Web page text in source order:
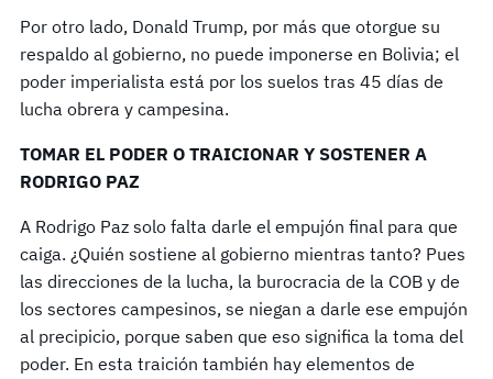
Por otro lado, Donald Trump, por más que otorgue su
respaldo al gobierno, no puede imponerse en Bolivia; el
poder imperialista está por los suelos tras 45 días de
lucha obrera y campesina.
TOMAR EL PODER O TRAICIONAR Y SOSTENER A
RODRIGO PAZ
A Rodrigo Paz solo falta darle el empujón final para que
caiga. ¿Quién sostiene al gobierno mientras tanto? Pues
las direcciones de la lucha, la burocracia de la COB y de
los sectores campesinos, se niegan a darle ese empujón
al precipicio, porque saben que eso significa la toma del
poder. En esta traición también hay elementos de